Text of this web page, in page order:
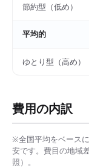
節約型（低め）
平均的
ゆとり型（高め）
費用の内訳
※全国平均をベースに
安です。費目の地域
照）。